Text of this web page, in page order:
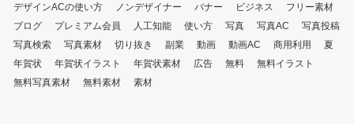
デザインACの使い方
ノンデザイナー バナー ビジネス
フリー素材
ブログ
プレミアム会員 人工知能 使い方 写真 写真AC
写真投稿
写真検索
写真素材 切り抜き 副業 動画 動画AC 商用利用
夏
年賀状
年賀状イラスト 年賀状素材 広告 無料
無料イラスト
無料写真素材
無料素材 素材